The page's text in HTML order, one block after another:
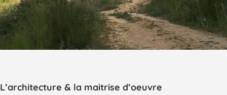
L’architecture & la maitrise d’oeuvre